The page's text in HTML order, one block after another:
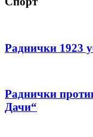
Раднички 1923
Раднички
Дачи“